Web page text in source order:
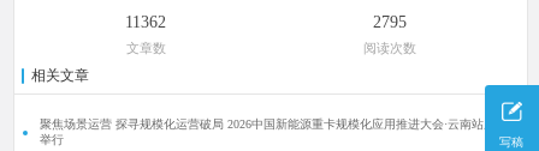
写稿
11362
文章数
2795
阅读次数
相关文章
聚焦场景运营 探寻规模化运营破局 2026中国新能源重卡规模化应用推进大会·云南站成功
举行